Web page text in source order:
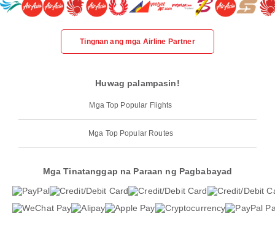
Tingnan ang mga Airline Partner
Huwag palampasin!
Mga Top Popular Flights
Mga Top Popular Routes
Mga Tinatanggap na Paraan ng Pagbabayad